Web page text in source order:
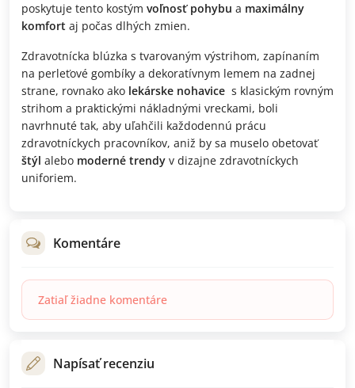
poskytuje tento kostým voľnosť pohybu a maximálny
komfort aj počas dlhých zmien.
Zdravotnícka blúzka s tvarovaným výstrihom, zapínaním
na perleťové gombíky a dekoratívnym lemem na zadnej
strane, rovnako ako lekárske nohavice s klasickým rovným
strihom a praktickými nákladnými vreckami, boli
navrhnuté tak, aby uľahčili každodennú prácu
zdravotníckych pracovníkov, aniž by sa muselo obetovať
štýl alebo moderné trendy v dizajne zdravotníckych
uniforiem.
Komentáre
Zatiaľ žiadne komentáre
Napísať recenziu